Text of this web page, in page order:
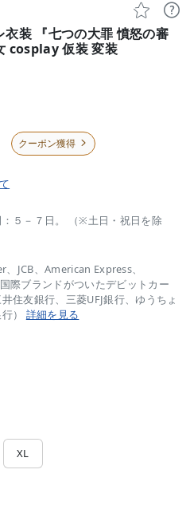
 
装 『七つの大罪 憤怒の審
cosplay 仮装 変装
クーポン獲得 
５－７日。 （※土日・祝日を除
JCB、American Express、
際ブランドがついたデビットカー
住友銀行、三菱UFJ銀行、ゆうちょ
） 詳細を見る
XL